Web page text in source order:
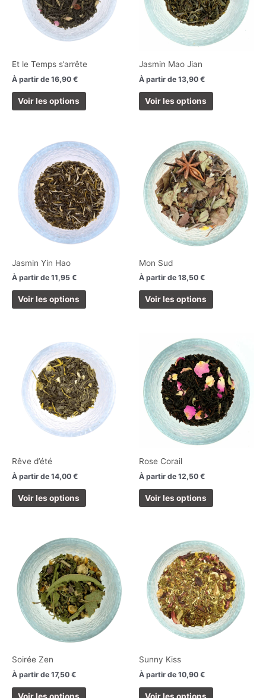
Et le Temps s’arrête
À partir de 16,90 €
Voir les options
Les
options
peuvent
du
Jasmin Mao Jian
À partir de 13,90 €
Voir les options
Les
options
peuvent
être
du
Jasmin Yin Hao
À partir de 11,95 €
Voir les options
produit
a
plusieurs
variations.
Les
options
peuvent
du
Mon Sud
À partir de 18,50 €
Voir les options
produit
a
plusieurs
variations.
Les
options
peuvent
être
du
Rêve d’été
À partir de 14,00 €
Voir les options
produit
a
plusieurs
variations.
Les
options
peuvent
du
Rose Corail
À partir de 12,50 €
Voir les options
Ce
produit
a
plusieurs
variations.
Les
options
peuvent
être
du
Soirée Zen
À partir de 17,50 €
produit
a
plusieurs
variations.
Les
options
peuvent
être
Sunny Kiss
À partir de 10,90 €
produit
a
plusieurs
variations.
Les
options
peuvent